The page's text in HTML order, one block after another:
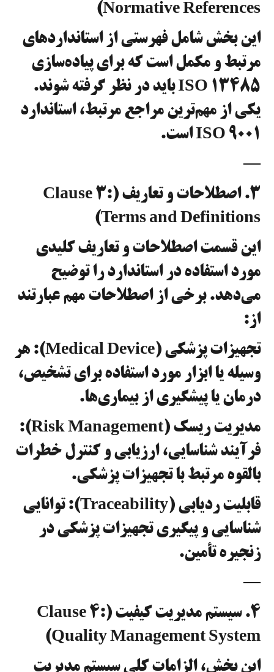
Normative References)
این بخش شامل فهرستی از استانداردهای
مرتبط و مکمل است که برای پیاده‌سازی
ISO 13485 باید در نظر گرفته شوند.
یکی از مهم‌ترین مراجع مرتبط، استاندارد
ISO 9001 است.
—
۳. اصطلاحات و تعاریف (Clause 3:
Terms and Definitions)
این قسمت اصطلاحات و تعاریف کلیدی
مورد استفاده در استاندارد را توضیح
می‌دهد. برخی از اصطلاحات مهم عبارتند
از:
تجهیزات پزشکی (Medical Device): هر
وسیله یا ابزار مورد استفاده برای تشخیص،
درمان یا پیشگیری از بیماری‌ها.
مدیریت ریسک (Risk Management):
فرآیند شناسایی، ارزیابی و کنترل خطرات
بالقوه مرتبط با تجهیزات پزشکی.
قابلیت ردیابی (Traceability): توانایی
شناسایی و پیگیری تجهیزات پزشکی در
زنجیره تأمین.
—
۴. سیستم مدیریت کیفیت (Clause 4:
Quality Management System)
این بخش، الزامات کلی سیستم مدیریت